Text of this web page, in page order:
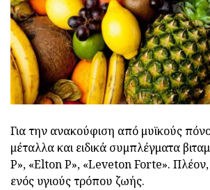
Για την ανακούφιση από μυϊκούς
μέταλλα και ειδικά συμπλέγματα
P», «Elton P», «Leveton Forte».
ενός υγιούς τρόπου ζωής.